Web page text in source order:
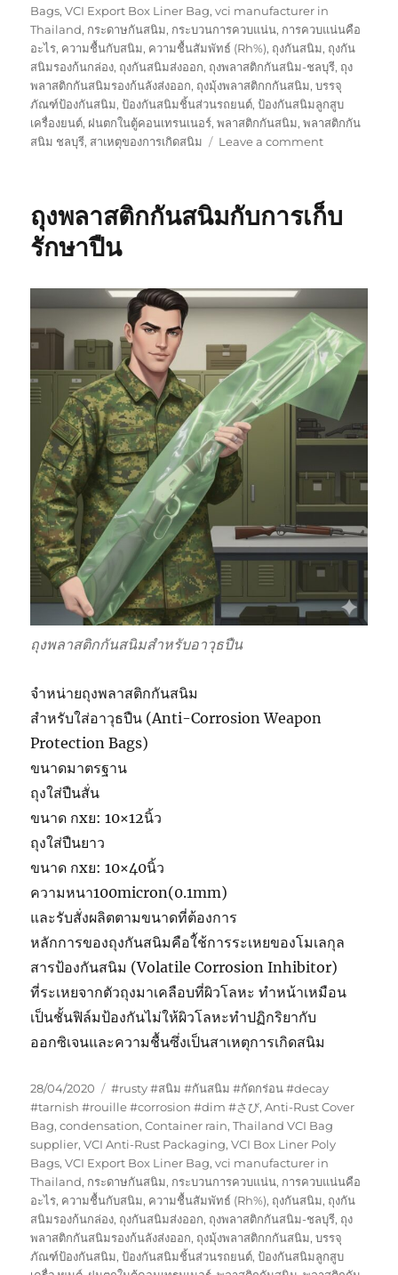
Bags,VCI Export Box Liner Bag,vci manufacturer in
Thailand, กระดาษกันสนิม, กระบวนการควบแน่น, การควบแน่นคือ
อะไร, ความชื้นกับสนิม, ความชื้นสัมพัทธ์ (Rh%), ถุงกันสนิม, ถุงกัน
สนิมรองก้นกล่อง, ถุงกันสนิมส่งออก, ถุงพลาสติกกันสนิม-ชลบุรี, ถุง
พลาสติกกันสนิมรองก้นลังส่งออก, ถุงมุ้งพลาสติกกกันสนิม,บรรจุ
ภัณฑ์ป้องกันสนิม,ป้องกันสนิมชิ้นส่วนรถยนต์,ป้องกันสนิมลูกสูบ
เครื่องยนต์, ฝนตกในตู้คอนเทรนเนอร์,พลาสติกกันสนิม,พลาสติกกัน
สนิม ชลบุรี, สาเหตุของการเกิดสนิม Leave a commenton
สนิม
นาน
ปี
(ภาย
ใต้
เงื่อนไข
งาน)
ถุงพลาสติกกันสนิมกับการเก็บ
รักษาปืน
ถุงพลาสติกกันสนิมสำหรับอาวุธปืน
จำหน่ายถุงพลาสติกกันสนิม
สำหรับใส่อาวุธปืน (Anti-Corrosion Weapon
Protection Bags)
ขนาดมาตรฐาน
ถุงใส่ปืนสั่น
ขนาด กxย: 10×12นิ้ว
ถุงใส่ปืนยาว
ขนาด กxย: 10×40นิ้ว
ความหนา100micron(0.1mm)
และรับสั่งผลิตตามขนาดที่ต้องการ
หลักการของถุงกันสนิมคือใ้ช้การระเหยของโมเลกุล
สารป้องกันสนิม (Volatile Corrosion Inhibitor)
ที่ระเหยจากตัวถุงมาเคลือบที่ผิวโลหะ ทำหน้าเหมือน
เป็นชั้นฟิล์มป้องกันไม่ให้ผิวโลหะทำปฏิกริยากับ
ออกซิเจนและความชื้นซึ่งเป็นสาเหตุการเกิดสนิม
Posted
on
28/04/2020 Tags
#rusty #สนิม #กันสนิม #กัดกร่อน #decay
#tarnish #rouille #corrosion #dim #さび,Anti-Rust Cover
Bag,condensation,Container rain,Thailand VCI Bag
supplier,VCI Anti-Rust Packaging,VCI Box Liner Poly
Bags,VCI Export Box Liner Bag,vci manufacturer in
Thailand, กระดาษกันสนิม, กระบวนการควบแน่น, การควบแน่นคือ
อะไร, ความชื้นกับสนิม, ความชื้นสัมพัทธ์ (Rh%), ถุงกันสนิม, ถุงกัน
สนิมรองก้นกล่อง, ถุงกันสนิมส่งออก, ถุงพลาสติกกันสนิม-ชลบุรี, ถุง
พลาสติกกันสนิมรองก้นลังส่งออก, ถุงมุ้งพลาสติกกกันสนิม,บรรจุ
ภัณฑ์ป้องกันสนิม,ป้องกันสนิมชิ้นส่วนรถยนต์,ป้องกันสนิมลูกสูบ